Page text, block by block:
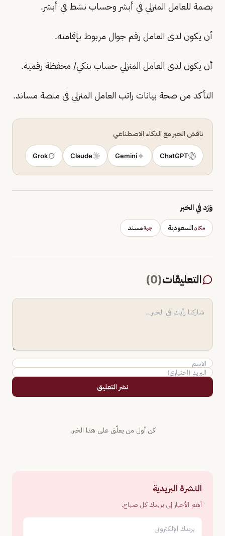
بصمة للعامل المنزلي في أبشر وحساب نشط في أبشر.
أن يكون لدى العامل رقم جوال مربوط بإقامته.
أن يكون لدى العامل المنزلي حساب بنكي/ محفظة رقمية.
التأكد من صحة بيانات راتب العامل المنزلي في منصة مساند.
ناقش الخبر مع الذكاء الاصطناعي
ChatGPT
Gemini
Claude
Grok
وَرَد في الخبر
مكانالسعودية جهةمسند
التعليقات(
0
)
نشر التعليق
كن أول من يعلّق على هذا الخبر.
النشرة البريدية
أهم الأخبار إلى بريدك كل صباح.